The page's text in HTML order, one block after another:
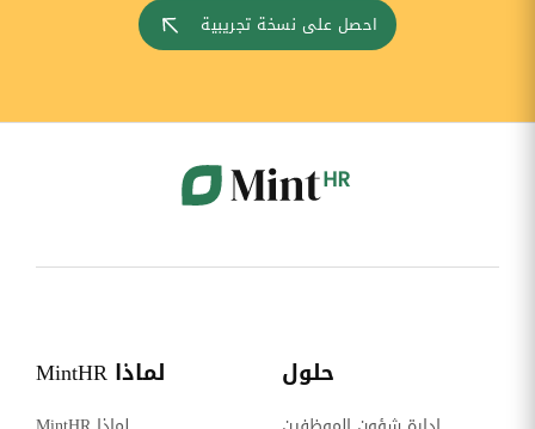
احصل على نسخة تجريبية
حلول لماذا MintHR